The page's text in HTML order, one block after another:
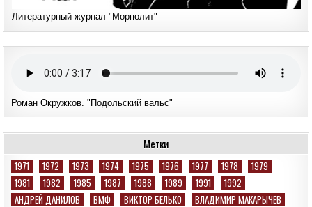
Литературный журнал "Морполит"
Роман Окружков. "Подольский вальс"
Метки
1971 1972 1973 1974 1975 1976 1977 1978
1979
1981
1982 1985 1987 1988 1989 1991
1992
АНДРЕЙ ДАНИЛОВ
ВМФ ВИКТОР БЕЛЬКО
ВЛАДИМИР МАКАРЫЧЕВ